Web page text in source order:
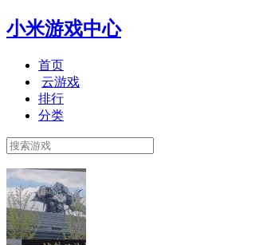
小米游戏中心
首页
云游戏
排行
分类